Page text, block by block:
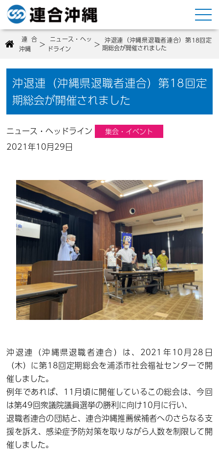
連合
沖縄
>
ニュース・ヘッ
ドライン
> 沖退連（沖縄県退職者連合）第18回定
期総会が開催されました
沖退連（沖縄県退職者連合）第18回定
期総会が開催されました
ニュース・ヘッドライン 集会・イベント
2021年10月29日
沖退連（沖縄県退職者連合）は、2021年10月28日
（木）に第18回定期総会を浦添市社会福祉センターで開
催しました。
例年であれば、11月頃に開催しているこの総会は、今回
は第49回衆議院議員選挙の勝利に向け10月に行い、
退職者連合の団結と、連合沖縄推薦候補者へのさらなる支
援を訴え、感染症予防対策を取りながら人数を制限して開
催しました。